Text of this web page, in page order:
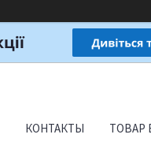
КОНТАКТЫ ТОВАР